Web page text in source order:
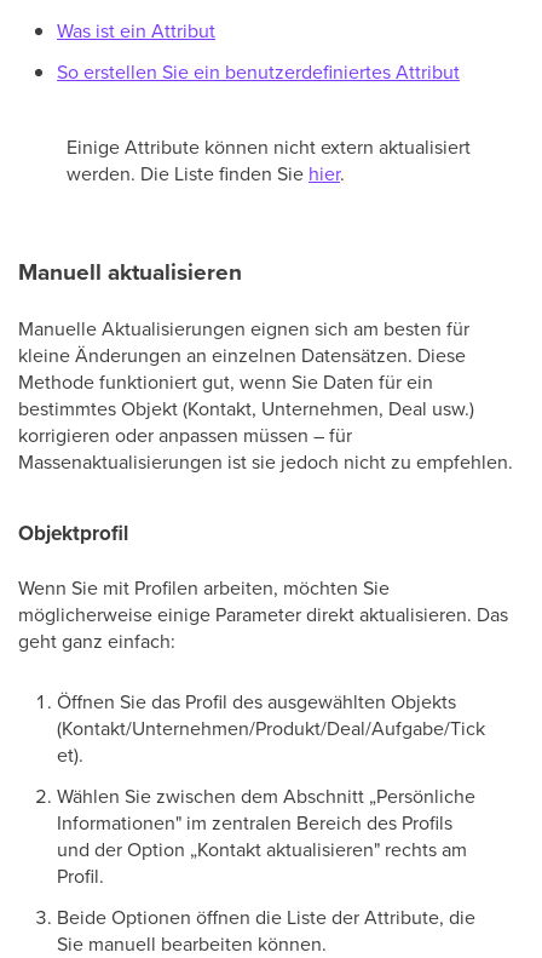
Was ist ein Attribut
So erstellen Sie ein benutzerdefiniertes Attribut
Einige Attribute können nicht extern aktualisiert
werden. Die Liste finden Sie hier.
Manuell aktualisieren
Manuelle Aktualisierungen eignen sich am besten für
kleine Änderungen an einzelnen Datensätzen. Diese
Methode funktioniert gut, wenn Sie Daten für ein
bestimmtes Objekt (Kontakt, Unternehmen, Deal usw.)
korrigieren oder anpassen müssen – für
Massenaktualisierungen ist sie jedoch nicht zu empfehlen.
Objektprofil
Wenn Sie mit Profilen arbeiten, möchten Sie
möglicherweise einige Parameter direkt aktualisieren. Das
geht ganz einfach:
Öffnen Sie das Profil des ausgewählten Objekts
(Kontakt/Unternehmen/Produkt/Deal/Aufgabe/Tick
et).
Wählen Sie zwischen dem Abschnitt „Persönliche
Informationen" im zentralen Bereich des Profils
und der Option „Kontakt aktualisieren" rechts am
Profil.
Beide Optionen öffnen die Liste der Attribute, die
Sie manuell bearbeiten können.